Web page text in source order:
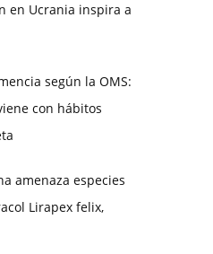
en Ucrania inspira a
según la OMS:
con hábitos
amenaza especies
Lirapex felix,